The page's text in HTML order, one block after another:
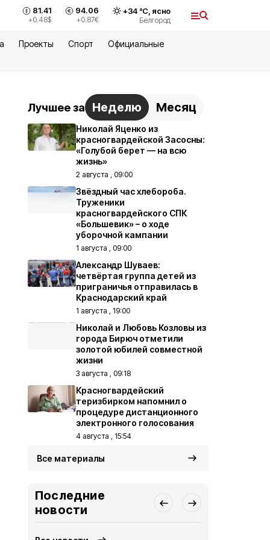
81.41
+0.48$
94.06
+0.87€
+34°С, ясно
Белгород
Проекты Спорт
Официальные
Лучшее за Неделю Месяц
Николай Яценко из
красногвардейской Засосны:
«Голубой берет — на всю
жизнь»
2 августа , 09:00
Звёздный час хлебороба.
Труженики
красногвардейского СПК
«Большевик» – о ходе
уборочной кампании
1 августа , 09:00
Александр Шуваев:
четвёртая группа детей из
приграничья отправилась в
Краснодарский край
1 августа , 19:00
Николай и Любовь Козловы из
города Бирюч отметили
золотой юбилей совместной
жизни
3 августа , 09:18
Красногвардейский
теризбирком напомнил о
процедуре дистанционного
электронного голосования
4 августа , 15:54
Все материалы
Последние
новости